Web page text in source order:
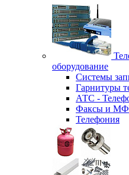
оборудование
Системы
Гарнитуры
АТС -
Факсы и
Телефония